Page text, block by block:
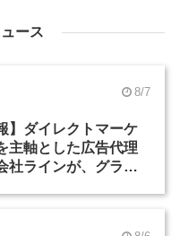
ース
8/7
】ダイレクトマーケ
主軸とした広告代理
社ラインが、グラフ